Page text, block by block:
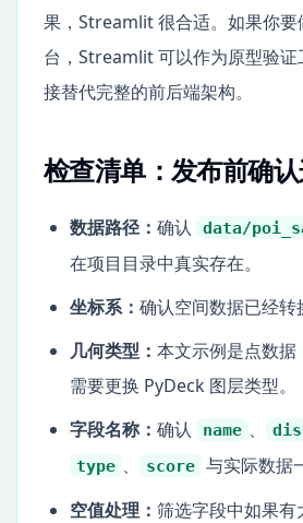
果，Streamlit 很合适。如果你要
台，Streamlit 可以作为原型验证
接替代完整的前后端架构。
检查清单：发布前确
数据路径： 确认 data/
在项目目录中真实存在。
坐标系： 确认空间数据已经转
几何类型： 本文示例是点数据
需要更换 PyDeck 图层类型。
字段名称： 确认 name 、
type 、 score 与实际数据
空值处理： 筛选字段中如果